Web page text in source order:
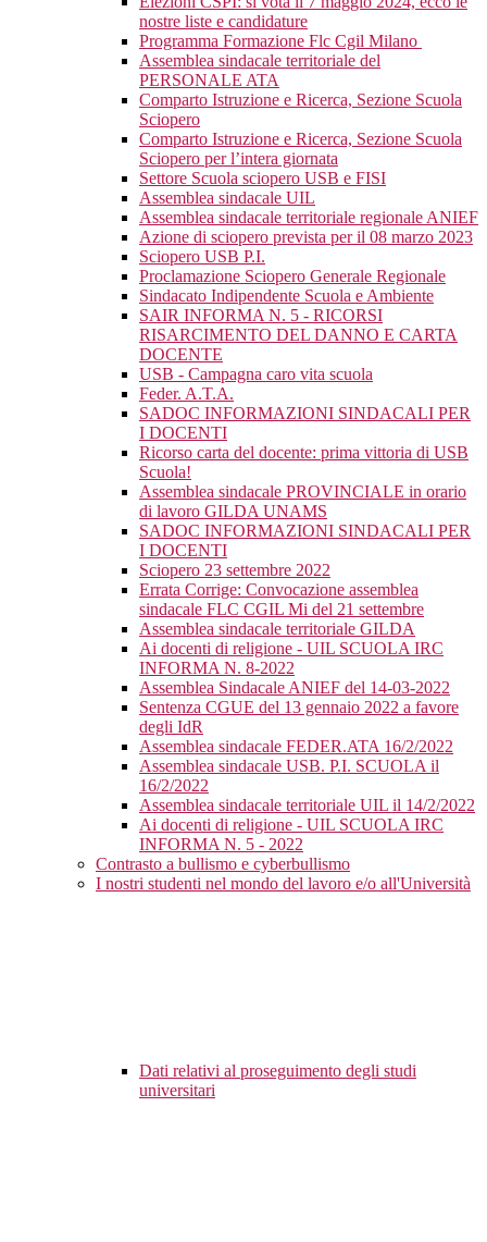
nostre liste e candidature
Programma Formazione Flc Cgil Milano
Assemblea sindacale territoriale del
PERSONALE ATA
Comparto Istruzione e Ricerca, Sezione Scuola
Sciopero
Comparto Istruzione e Ricerca, Sezione Scuola
Sciopero per l’intera giornata
Settore Scuola sciopero USB e FISI
Assemblea sindacale UIL
Assemblea sindacale territoriale regionale ANIEF
Azione di sciopero prevista per il 08 marzo 2023
Sciopero USB P.I.
Proclamazione Sciopero Generale Regionale
Sindacato Indipendente Scuola e Ambiente
SAIR INFORMA N. 5 - RICORSI
RISARCIMENTO DEL DANNO E CARTA
DOCENTE
USB - Campagna caro vita scuola
Feder. A.T.A.
SADOC INFORMAZIONI SINDACALI PER
I DOCENTI
Ricorso carta del docente: prima vittoria di USB
Scuola!
Assemblea sindacale PROVINCIALE in orario
di lavoro GILDA UNAMS
SADOC INFORMAZIONI SINDACALI PER
I DOCENTI
Sciopero 23 settembre 2022
Errata Corrige: Convocazione assemblea
sindacale FLC CGIL Mi del 21 settembre
Assemblea sindacale territoriale GILDA
Ai docenti di religione - UIL SCUOLA IRC
INFORMA N. 8-2022
Assemblea Sindacale ANIEF del 14-03-2022
Sentenza CGUE del 13 gennaio 2022 a favore
degli IdR
Assemblea sindacale FEDER.ATA 16/2/2022
Assemblea sindacale USB. P.I. SCUOLA il
16/2/2022
Assemblea sindacale territoriale UIL il 14/2/2022
Ai docenti di religione - UIL SCUOLA IRC
INFORMA N. 5 - 2022
Contrasto a bullismo e cyberbullismo
I nostri studenti nel mondo del lavoro e/o all'Università
Dati relativi al proseguimento degli studi
universitari